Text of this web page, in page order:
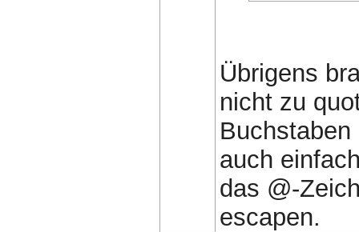
Übrigens
nicht zu
auch
das @-
escapen.